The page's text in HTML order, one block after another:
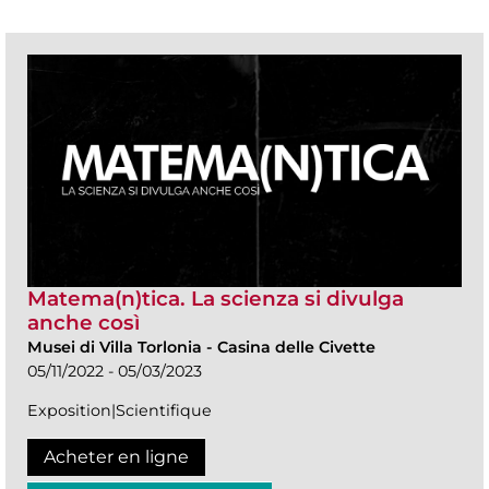
Matema(n)tica. La scienza si divulga
anche così
Musei di Villa Torlonia - Casina delle Civette
05/11/2022 - 05/03/2023
Exposition|Scientifique
Acheter en ligne